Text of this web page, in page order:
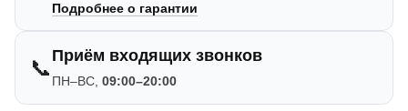
Подробнее о гарантии
📞 Приём входящих звонков
ПН–ВС, 09:00–20:00